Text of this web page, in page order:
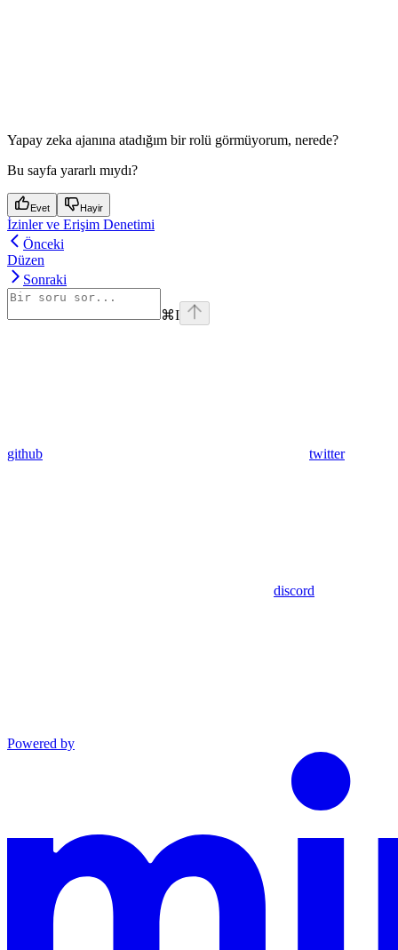
Yapay zeka ajanına atadığım bir rolü görmüyorum, nerede?
Bu sayfa yararlı mıydı?
Evet Hayir
İzinler ve Erişim Denetimi
Önceki
Düzen
Sonraki
⌘I
github twitter
discord
Powered by